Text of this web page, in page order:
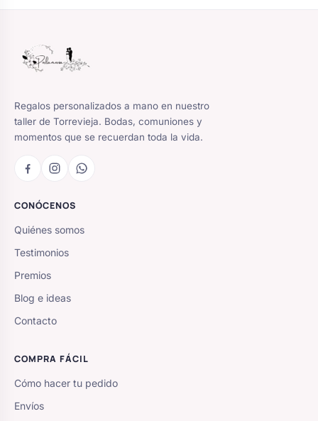
Regalos personalizados a mano en nuestro
taller de Torrevieja. Bodas, comuniones y
momentos que se recuerdan toda la vida.
CONÓCENOS
Quiénes somos
Testimonios
Premios
Blog e ideas
Contacto
COMPRA FÁCIL
Cómo hacer tu pedido
Envíos